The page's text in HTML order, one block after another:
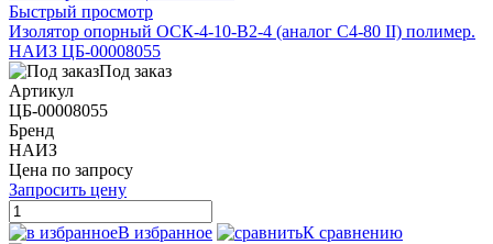
Быстрый просмотр
Изолятор опорный ОСК-4-10-В2-4 (аналог С4-80 II) полимер.
НАИЗ ЦБ-00008055
Под заказ
Артикул
ЦБ-00008055
Бренд
НАИЗ
Цена по запросу
Запросить цену
В избранное К сравнению